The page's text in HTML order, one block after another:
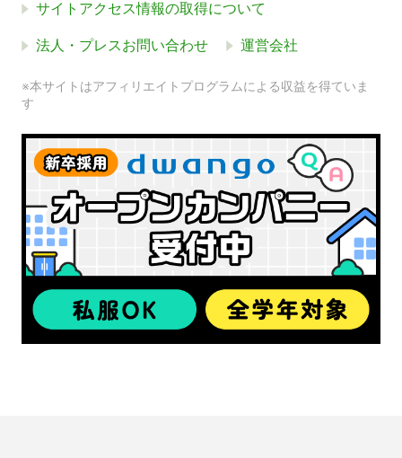
サイトアクセス情報の取得について
法人・プレスお問い合わせ 運営会社
※本サイトはアフィリエイトプログラムによる収益を得ていま
す